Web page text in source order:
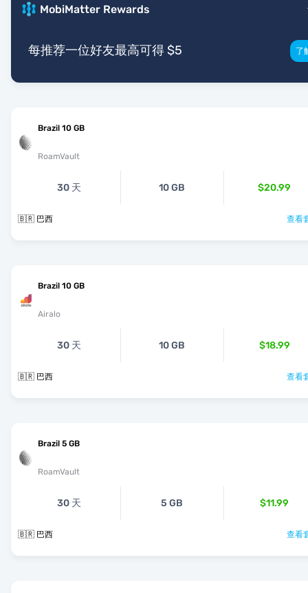
MobiMatter Rewards
每推荐一位好友最高可得 $5 了
Brazil 10 GB
RoamVault
30 天 10 GB $20.99
🇧🇷 巴西 查看
Brazil 10 GB
Airalo
30 天 10 GB $18.99
🇧🇷 巴西 查看
Brazil 5 GB
RoamVault
30 天 5 GB $11.99
🇧🇷 巴西 查看